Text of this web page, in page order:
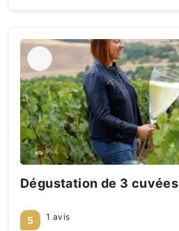
Dégustation de 3 cuvées
5 1 avis